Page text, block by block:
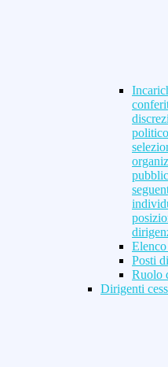
Posti
Ruolo
Dirigenti